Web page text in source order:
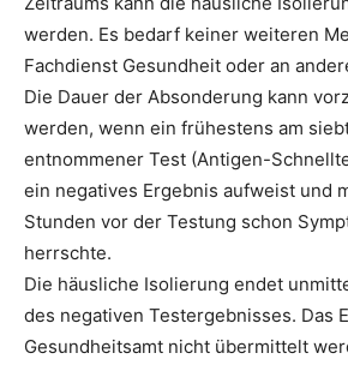
werden. Es bedarf keiner weiteren
Fachdienst Gesundheit oder an
Die Dauer der Absonderung kann
werden, wenn ein frühestens am
entnommener Test (Antigen-
ein negatives Ergebnis aufweist und
Stunden vor der Testung schon
herrschte.
Die häusliche Isolierung endet
des negativen Testergebnisses. Das
Gesundheitsamt nicht übermittelt